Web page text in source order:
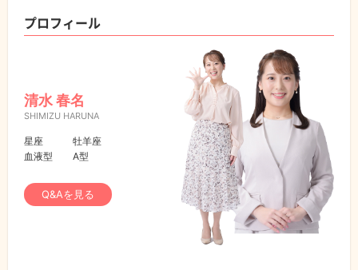
プロフィール
清水 春名
SHIMIZU HARUNA
星座
牡羊座
血液型
A型
Q&Aを見る